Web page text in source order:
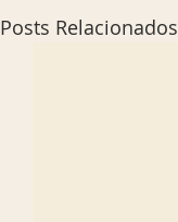
Posts Relacionados